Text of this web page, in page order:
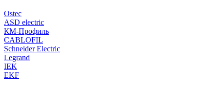
Ostec
ASD electric
КМ-Профиль
CABLOFIL
Schneider Electric
Legrand
IEK
EKF